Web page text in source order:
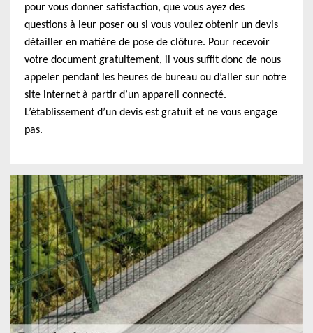
pour vous donner satisfaction, que vous ayez des
questions à leur poser ou si vous voulez obtenir un devis
détailler en matière de pose de clôture. Pour recevoir
votre document gratuitement, il vous suffit donc de nous
appeler pendant les heures de bureau ou d’aller sur notre
site internet à partir d’un appareil connecté.
L’établissement d’un devis est gratuit et ne vous engage
pas.